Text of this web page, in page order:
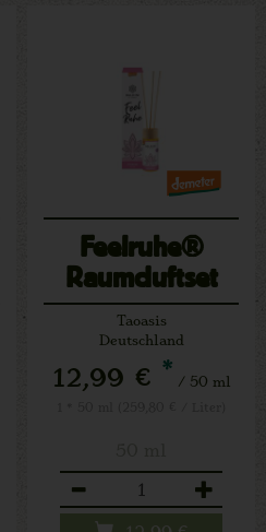
Feelruhe®
Raumduftset
Taoasis
Deutschland
12,99 € * / 50 ml